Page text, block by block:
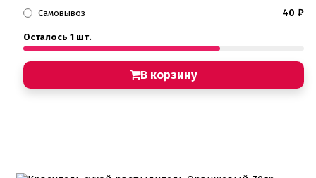
Самовывоз 40 ₽
Осталось 1 шт.
В корзину